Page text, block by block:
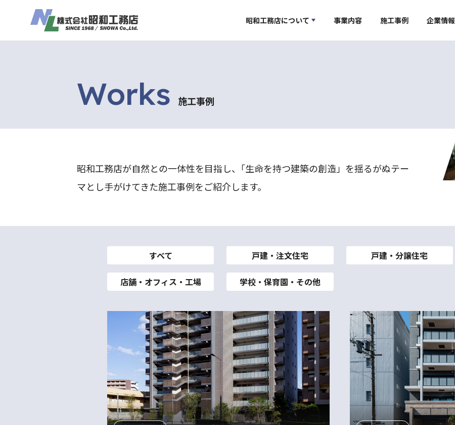
昭和工務店について 事業内容 施工事例 企業情報
Works 施工事例
昭和工務店が自然との一体性を目指し、｢生命を持つ建築の創造」を揺るがぬテー
マとし手がけてきた施工事例をご紹介します。
すべて 戸建・注文住宅 戸建・分譲住宅
店舗・オフィス・工場 学校・保育園・その他